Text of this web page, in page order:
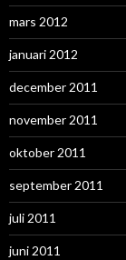
mars 2012
januari 2012
december 2011
november 2011
oktober 2011
september 2011
juli 2011
juni 2011